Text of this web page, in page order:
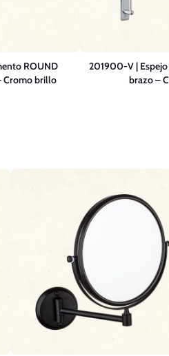
ROUND
Cromo brillo
201900-V | Espejo
brazo –